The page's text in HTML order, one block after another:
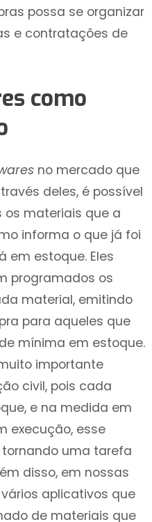
possa se organizar
e contratações de
como
no mercado que
deles, é possível
os materiais que a
informa o que já foi
em estoque. Eles
programados os
material, emitindo
para aqueles que
mínima em estoque.
importante
civil, pois cada
e na medida em
execução, esse
uma tarefa
disso, em nossas
aplicativos que
de materiais que